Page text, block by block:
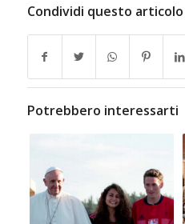
Condividi questo articolo
Potrebbero interessarti